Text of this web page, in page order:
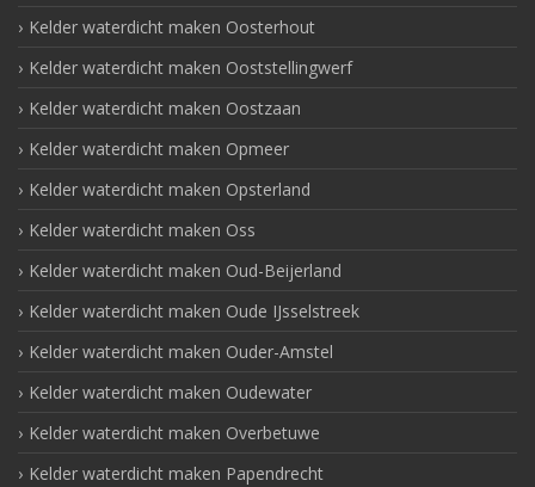
Kelder waterdicht maken Oosterhout
Kelder waterdicht maken Ooststellingwerf
Kelder waterdicht maken Oostzaan
Kelder waterdicht maken Opmeer
Kelder waterdicht maken Opsterland
Kelder waterdicht maken Oss
Kelder waterdicht maken Oud-Beijerland
Kelder waterdicht maken Oude IJsselstreek
Kelder waterdicht maken Ouder-Amstel
Kelder waterdicht maken Oudewater
Kelder waterdicht maken Overbetuwe
Kelder waterdicht maken Papendrecht